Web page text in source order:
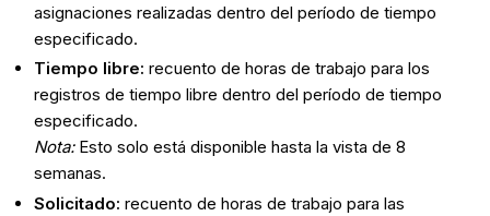
asignaciones realizadas dentro del período de tiempo
especificado.
Tiempo libre: recuento de horas de trabajo para los
registros de tiempo libre dentro del período de tiempo
especificado.
Nota: Esto solo está disponible hasta la vista de 8
semanas.
Solicitado: recuento de horas de trabajo para las